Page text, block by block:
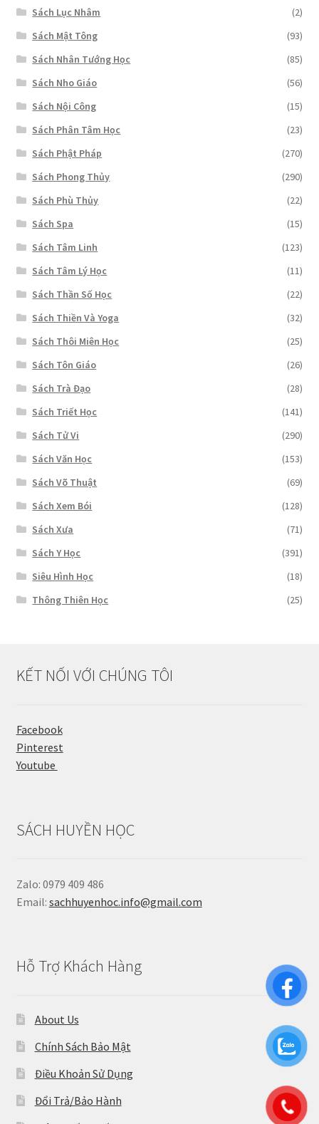
Sách Lục Nhâm
(2)
Sách Mật Tông
(93)
Sách Nhân Tướng Học
(85)
Sách Nho Giáo
(56)
Sách Nội Công
(15)
Sách Phân Tâm Học
(23)
Sách Phật Pháp
(270)
Sách Phong Thủy
(290)
Sách Phù Thủy
(22)
Sách Spa
(15)
Sách Tâm Linh
(123)
Sách Tâm Lý Học
(11)
Sách Thần Số Học
(22)
Sách Thiền Và Yoga
(32)
Sách Thôi Miên Học
(25)
Sách Tôn Giáo
(26)
Sách Trà Đạo
(28)
Sách Triết Học
(141)
Sách Tử Vi
(290)
Sách Văn Học
(153)
Sách Võ Thuật
(69)
Sách Xem Bói
(128)
Sách Xưa
(71)
Sách Y Học
(391)
Siêu Hình Học
(18)
Thông Thiên Học
(25)
KẾT NỐI VỚI CHÚNG TÔI
Facebook
Pinterest
Youtube
SÁCH HUYỀN HỌC
Zalo: 0979 409 486
Email: sachhuyenhoc.info@gmail.com
Hỗ Trợ Khách Hàng
About Us
Chính Sách Bảo Mật
Điều Khoản Sử Dụng
Đổi Trả/Bảo Hành